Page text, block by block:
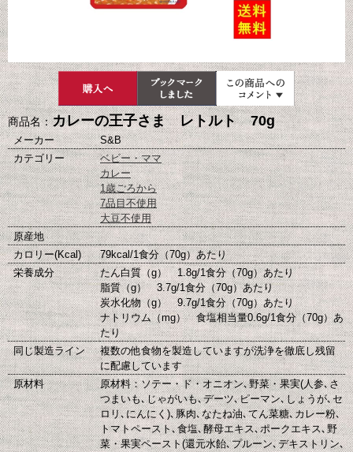
商品名：カレーの王子さま レトルト 70g
メーカー
S&B
カテゴリー
ベビー・ママ
カレー
1歳ごろから
7品目不使用
大豆不使用
原産地
カロリー(Kcal)
79kcal/1食分（70g）あたり
栄養成分
たん白質（g） 1.8g/1食分（70g）あたり
脂質（g） 3.7g/1食分（70g）あたり
炭水化物（g） 9.7g/1食分（70g）あたり
ナトリウム（mg） 食塩相当量0.6g/1食分（70g）あ
たり
同じ製造ライン
複数の他食物を製造していますが洗浄を徹底し残留
に配慮しています
原材料
原材料：ソテー・ド・オニオン､野菜・果実(人参､さ
つまいも､じゃがいも､デーツ､ピーマン､しょうが､セ
ロリ､にんにく)､豚肉､なたね油､てん菜糖､カレー粉､
トマトペースト､食塩､酵母エキス､ポークエキス､野
菜・果実ペースト(還元水飴､プルーン､デキストリン､